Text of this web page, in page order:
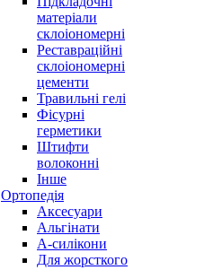
матеріали
склоіономерні
Реставраційні
склоіономерні
цементи
Травильні гелі
Фісурні
герметики
Штифти
волоконні
Інше
Ортопедія
Аксесуари
Альгінати
А-силікони
Для жорсткого